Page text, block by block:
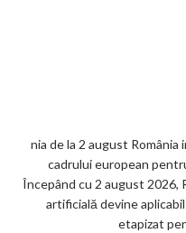
nia de la 2 august România
cadrului european
Începând cu 2 august 2026,
artificială devine
etapizat